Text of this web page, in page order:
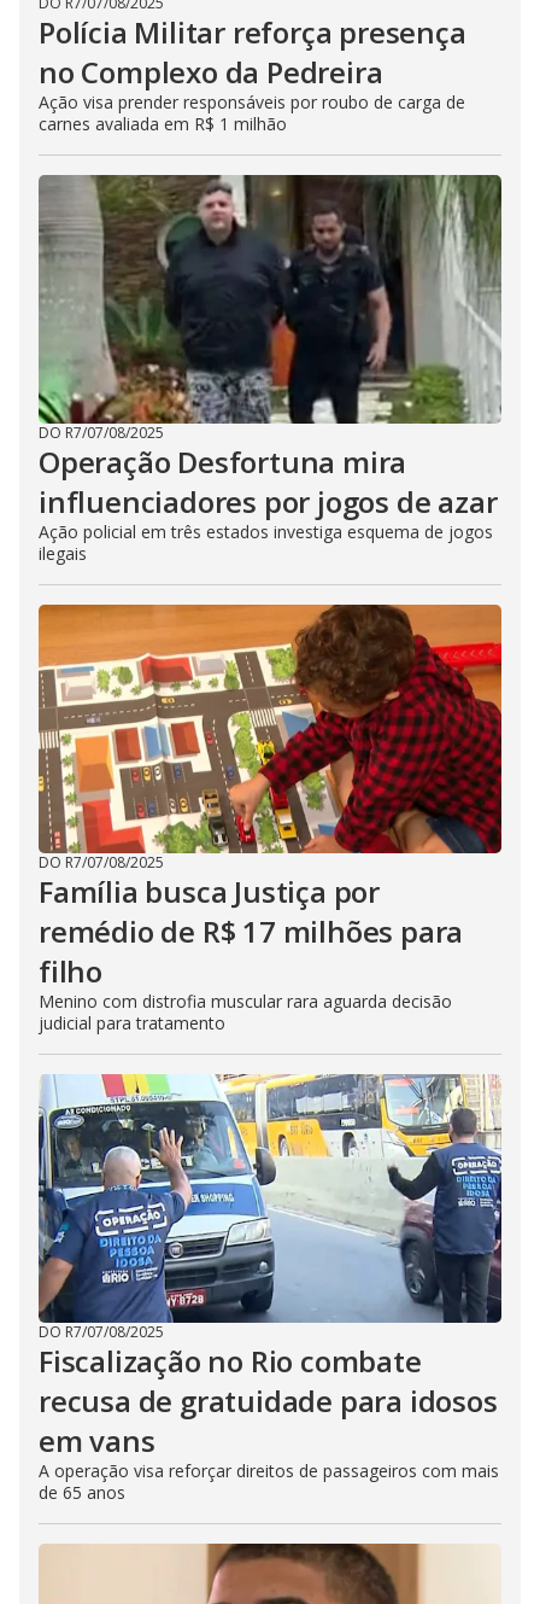
Polícia Militar reforça presença
no Complexo da Pedreira
Ação visa prender responsáveis por roubo de carga de
carnes avaliada em R$ 1 milhão
DO R7/07/08/2025
Operação Desfortuna mira
influenciadores por jogos de azar
Ação policial em três estados investiga esquema de jogos
ilegais
DO R7/07/08/2025
Família busca Justiça por
remédio de R$ 17 milhões para
filho
Menino com distrofia muscular rara aguarda decisão
judicial para tratamento
DO R7/07/08/2025
Fiscalização no Rio combate
recusa de gratuidade para idosos
em vans
A operação visa reforçar direitos de passageiros com mais
de 65 anos